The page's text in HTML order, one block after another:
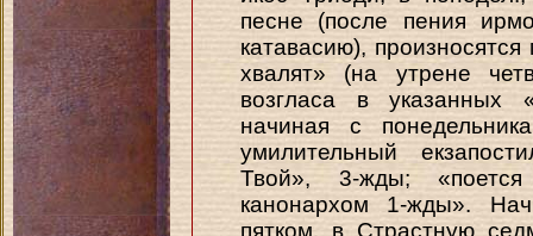
песне (после пения
катавасию),
хвалят» (на утрене
возгласа в указанных
начиная с
умилительный
Твой», 3-жды;
канонархом 1-жды».
пятком, в Страстную